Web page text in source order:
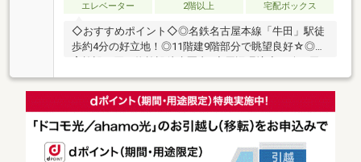
エレベーター
2階以上 宅配ボックス
◇おすすめポイント◇◎名鉄名古屋本線「牛田」駅徒
歩約4分の好立地！◎11階建9階部分で眺望良好☆◎教
小学校…徒歩7分(約500m)・知立中学校…徒歩17分(約
1300m)・はなの木幼稚園…徒歩10分(約800m)・デイリ
ーヤマザキ知立南陽店…徒歩4分(約260m)・アオキスー
パー知立店…徒歩5分(約400m)・ギャラリエアピタ知立
270m)・知立牛田郵便局…徒歩6分(約450ｍ)・深谷会富